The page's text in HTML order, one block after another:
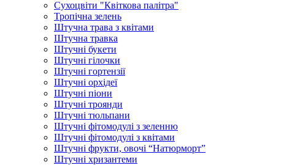
Сухоцвіти "Квіткова палітра"
Тропічна зелень
Штучна трава з квітами
Штучна травка
Штучні букети
Штучні гілочки
Штучні гортензії
Штучні орхідеї
Штучні піони
Штучні троянди
Штучні тюльпани
Штучні фітомодулі з зеленню
Штучні фітомодулі з квітами
Штучні фрукти, овочі “Натюрморт”
Штучні хризантеми